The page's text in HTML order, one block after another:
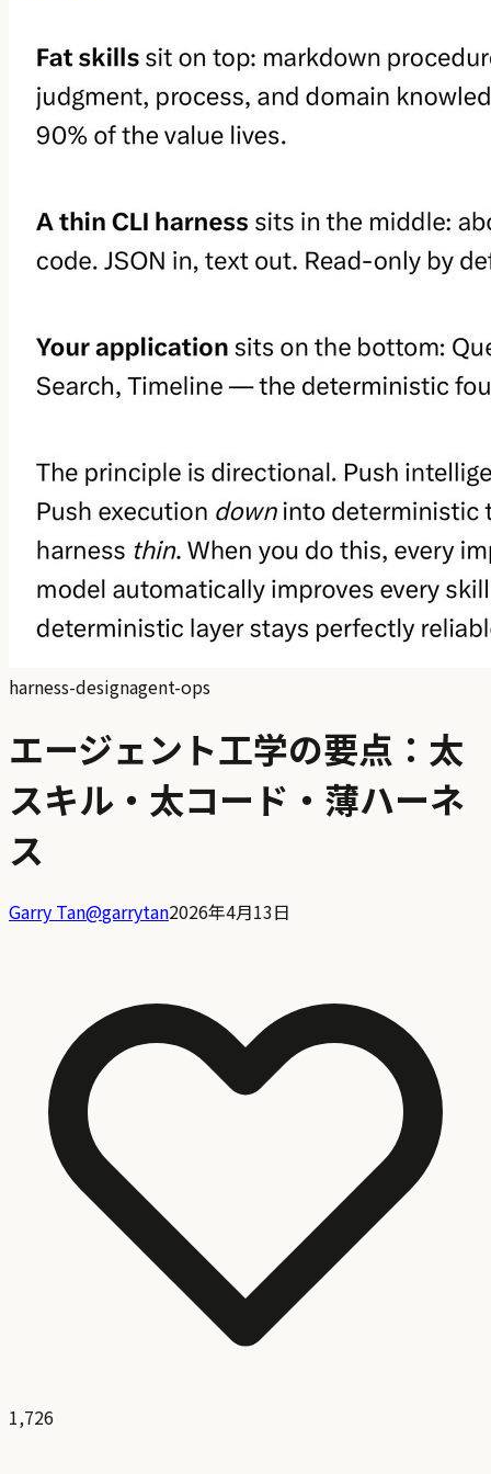
harness-designagent-ops
エージェント工学の要点：太
スキル・太コード・薄ハーネ
ス
Garry Tan@garrytan2026年4月13日
1,726